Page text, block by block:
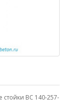
ВС 140-257-